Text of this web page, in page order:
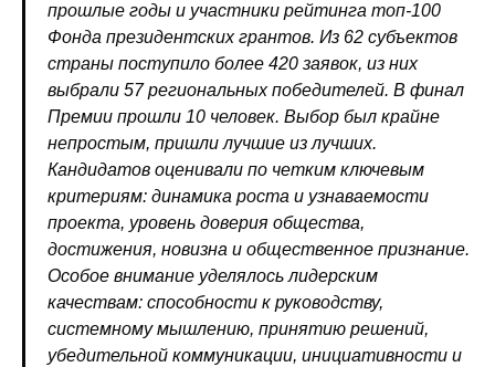
прошлые годы и участники рейтинга топ-100
Фонда президентских грантов. Из 62 субъектов
страны поступило более 420 заявок, из них
выбрали 57 региональных победителей. В финал
Премии прошли 10 человек. Выбор был крайне
непростым, пришли лучшие из лучших.
Кандидатов оценивали по четким ключевым
критериям: динамика роста и узнаваемости
проекта, уровень доверия общества,
достижения, новизна и общественное признание.
Особое внимание уделялось лидерским
качествам: способности к руководству,
системному мышлению, принятию решений,
убедительной коммуникации, инициативности и